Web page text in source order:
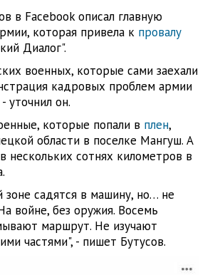
в Facebook описал главную
которая привела к провалу
Диалог".
военных, которые сами заехали
кадровых проблем армии
уточнил он.
которые попали в плен,
области в поселке Мангуш. А
нескольких сотнях километров в
садятся в машину, но… не
войне, без оружия. Восемь
маршрут. Не изучают
частями", - пишет Бутусов.